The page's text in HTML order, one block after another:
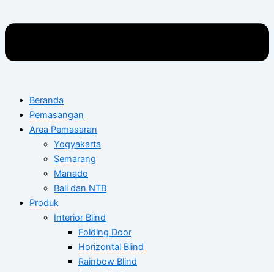
Beranda
Pemasangan
Area Pemasaran
Yogyakarta
Semarang
Manado
Bali dan NTB
Produk
Interior Blind
Folding Door
Horizontal Blind
Rainbow Blind